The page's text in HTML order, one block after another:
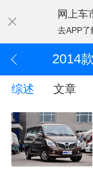
网上车
去APP了
综述 文章